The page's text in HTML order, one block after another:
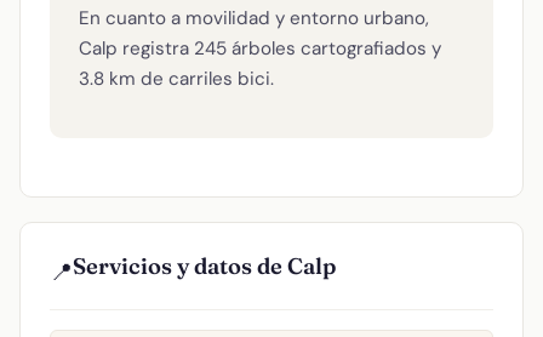
En cuanto a movilidad y entorno urbano,
Calp registra 245 árboles cartografiados y
3.8 km de carriles bici.
📍Servicios y datos de Calp